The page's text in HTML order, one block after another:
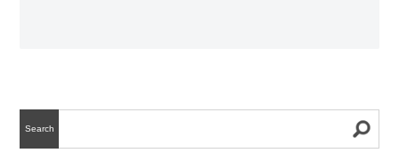
Search